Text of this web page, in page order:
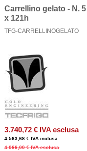
Carrellino gelato - N.
x 121h
TFG-CARRELLINOGELATO
3.740,72 € IVA esclusa
4.563,68 € IVA inclusa
4.066,00 € IVA esclusa